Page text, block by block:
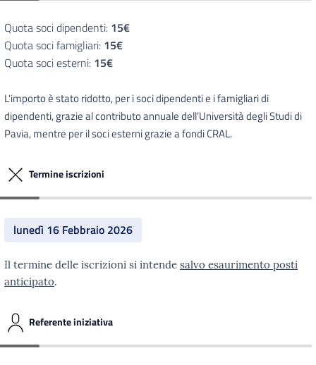
Quota soci dipendenti: 15€
Quota soci famigliari: 15€
Quota soci esterni: 15€
L'importo è stato ridotto, per i soci dipendenti e i famigliari di
dipendenti, grazie al contributo annuale dell’Università degli Studi di
Pavia, mentre per il soci esterni grazie a fondi CRAL.
Termine iscrizioni
lunedì 16 Febbraio 2026
Il termine delle iscrizioni si intende salvo esaurimento posti
anticipato.
Referente iniziativa